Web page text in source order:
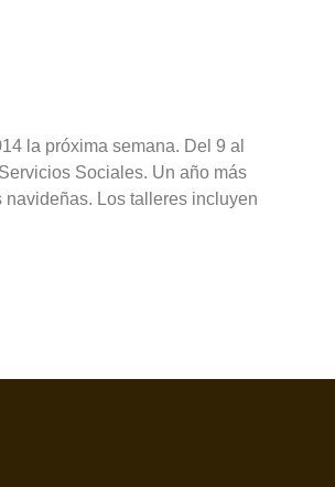
la próxima semana. Del 9 al
Sociales. Un año más
Los talleres incluyen